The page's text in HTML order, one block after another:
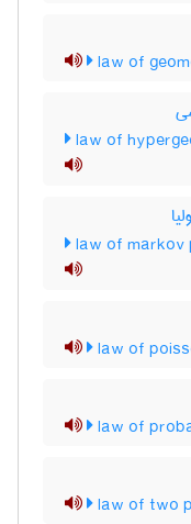
law of
law of
law of
law of
law of
law of two